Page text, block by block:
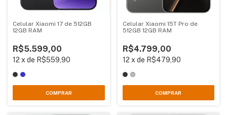
Celular Xiaomi 17 de 512GB
12GB RAM
R$5.599,00
12 x de R$559,90
COMPRAR
Celular Xiaomi 15T Pro de
512GB 12GB RAM
R$4.799,00
12 x de R$479,90
COMPRAR